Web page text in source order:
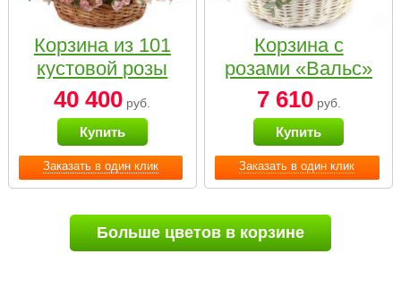
Заказать в один клик
Корзина из 101
кустовой розы
нежных тонов
40 400 руб.
Купить
Заказать в один клик
Корзина с
розами «Вальс»
7 610руб.
Купить
Больше цветов в корзине